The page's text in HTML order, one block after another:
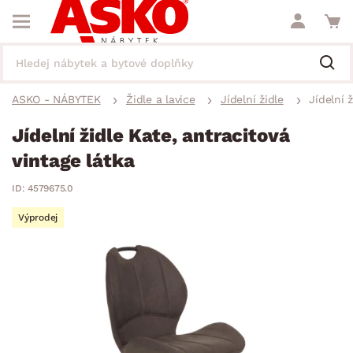
ASKO - NÁBYTEK Židle a lavice Jídelní židle Jídelní
Jídelní židle Kate, antracitová
vintage látka
ID: 4579675.0
Výprodej